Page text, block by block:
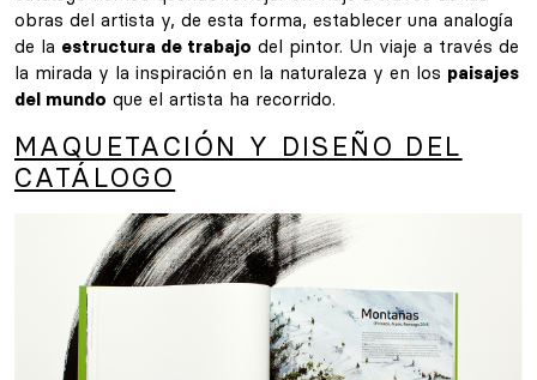
obras del artista y, de esta forma, establecer una analogía
de la estructura de trabajo del pintor. Un viaje a través de
la mirada y la inspiración en la naturaleza y en los paisajes
del mundo que el artista ha recorrido.
MAQUETACIÓN Y DISEÑO DEL
CATÁLOGO